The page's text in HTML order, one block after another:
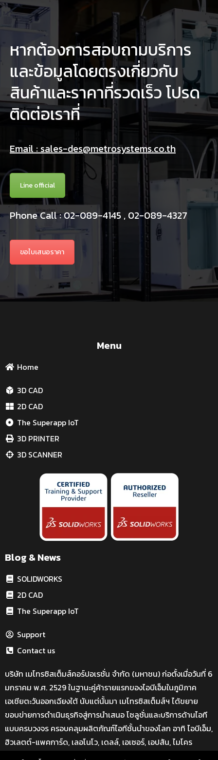
หากต้องการสอบถามบริการ
และข้อมูลโดยตรงเกี่ยวกับ
สินค้าและราคาที่รวดเร็ว โปรด
ติดต่อเราที่
Email : sales-des@metrosystems.co.th
Line official
Phone Call : 02-089-4145 , 02-089-4327
ขอใบเสนอราคา
Menu
Home
3D CAD
2D CAD
The Superapp IoT
3D PRINTER
3D SCANNER
Blog & News
SOLIDWORKS
2D CAD
The Superapp IoT
Support
Contact us
บริษัท เมโทรซิสเต็มส์คอร์ปอเรชั่น จำกัด (มหาชน) ก่อตั้งเมื่อวันที่ 6
มกราคม พ.ศ. 2529 ในฐานะคู่ค้ารายแรกของไอบีเอ็มในภูมิภาค
เอเชียตะวันออกเฉียงใต้ นับแต่นั้นมา เมโทรซิสเต็มส์ฯ ได้ขยาย
ขอบข่ายการดำเนินธุรกิจสู่การนำเสนอ โซลูชั่นและบริการด้านไอที
แบบครบวงจร ครอบคลุมผลิตภัณฑ์ไอทีชั้นนำของโลก อาทิ ไอบีเอ็ม,
ฮิวเลตต์-แพคการ์ด, เลอโนโว, เดลล์, เอเซอร์, เอปสัน, ไมโคร
ซอฟท์, โซลิดเวิร์ค และอีกมากมาย